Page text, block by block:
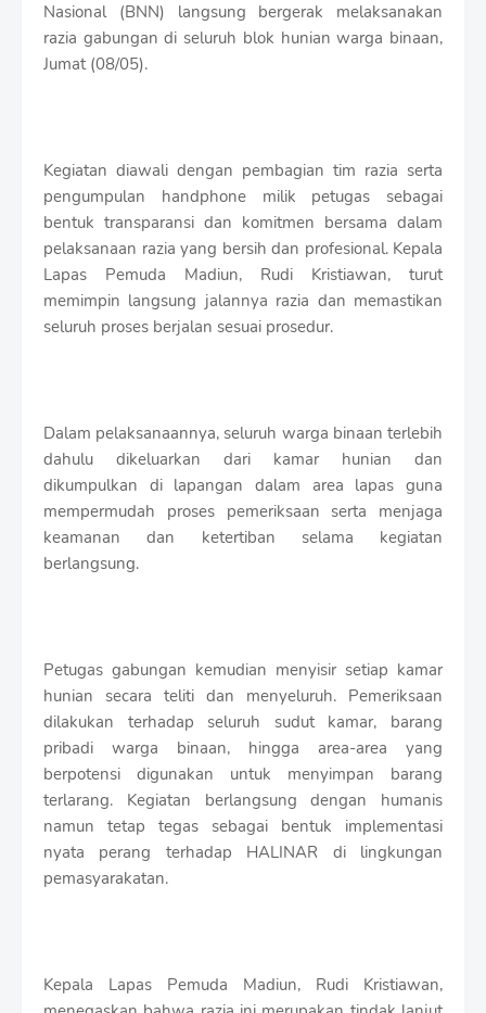
Nasional (BNN) langsung bergerak melaksanakan
razia gabungan di seluruh blok hunian warga binaan,
Jumat (08/05).
Kegiatan diawali dengan pembagian tim razia serta
pengumpulan handphone milik petugas sebagai
bentuk transparansi dan komitmen bersama dalam
pelaksanaan razia yang bersih dan profesional. Kepala
Lapas Pemuda Madiun, Rudi Kristiawan, turut
memimpin langsung jalannya razia dan memastikan
seluruh proses berjalan sesuai prosedur.
Dalam pelaksanaannya, seluruh warga binaan terlebih
dahulu dikeluarkan dari kamar hunian dan
dikumpulkan di lapangan dalam area lapas guna
mempermudah proses pemeriksaan serta menjaga
keamanan dan ketertiban selama kegiatan
berlangsung.
Petugas gabungan kemudian menyisir setiap kamar
hunian secara teliti dan menyeluruh. Pemeriksaan
dilakukan terhadap seluruh sudut kamar, barang
pribadi warga binaan, hingga area-area yang
berpotensi digunakan untuk menyimpan barang
terlarang. Kegiatan berlangsung dengan humanis
namun tetap tegas sebagai bentuk implementasi
nyata perang terhadap HALINAR di lingkungan
pemasyarakatan.
Kepala Lapas Pemuda Madiun, Rudi Kristiawan,
S
r
o
m
p
l
a
t
e
s